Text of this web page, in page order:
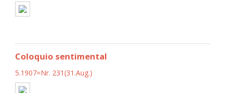
Coloquio sentimental
5.1907=Nr. 231(31.Aug.)